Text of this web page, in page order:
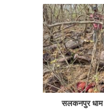
सलकनपुर धाम